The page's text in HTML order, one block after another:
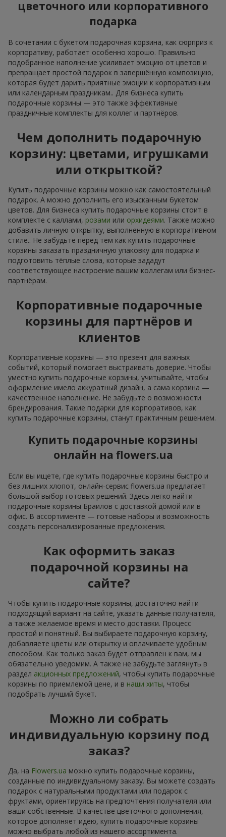
цветочного или корпоративного
подарка
В сочетании с букетом подарочная корзина, как сюрприз к
корпоративу, работает особенно хорошо. Правильно
подобранное наполнение усиливает эмоцию от цветов и
превращает простой подарок в завершённую композицию,
которая будет дарить приятные эмоции к корпоративным
или календарным праздникам.. Для бизнеса купить
подарочные корзины — это также эффективные
праздничные комплекты для коллег и партнёров.
Чем дополнить подарочную
корзину: цветами, игрушками
или открыткой?
Купить подарочные корзины можно как самостоятельный
подарок. А можно дополнить его изысканным букетом
цветов. Для бизнеса купить подарочные корзины стоит в
комплекте с каллами, розами или орхидеями. Также можно
добавить личную открытку, выполненную в корпоративном
стиле.. Не забудьте перед тем как купить подарочные
корзины заказать праздничную упаковку для подарка и
подготовить тёплые слова, которые зададут
соответствующее настроение вашим коллегам или бизнес-
партнёрам.
Корпоративные подарочные
корзины для партнёров и
клиентов
Корпоративные корзины — это презент для важных
событий, который помогает выстраивать доверие. Чтобы
уместно купить подарочные корзины, учитывайте, чтобы
оформление имело аккуратный дизайн, а сама корзина —
качественное наполнение. Не забудьте о возможности
брендирования. Такие подарки для корпоративов, как
купить подарочные корзины, станут практичным решением.
Купить подарочные корзины
онлайн на flowers.ua
Если вы ищете, где купить подарочные корзины быстро и
без лишних хлопот, онлайн-сервис flowers.ua предлагает
большой выбор готовых решений. Здесь легко найти
подарочные корзины Браилов с доставкой домой или в
офис. В ассортименте — готовые наборы и возможность
создать персонализированные предложения.
Как оформить заказ
подарочной корзины на
сайте?
Чтобы купить подарочные корзины, достаточно найти
подходящий вариант на сайте, указать данные получателя,
а также желаемое время и место доставки. Процесс
простой и понятный. Вы выбираете подарочную корзину,
добавляете цветы или открытку и оплачиваете удобным
способом. Как только заказ будет отправлен к вам, мы
обязательно уведомим. А также не забудьте заглянуть в
раздел акционных предложений, чтобы купить подарочные
корзины по приемлемой цене, и в наши хиты, чтобы
подобрать лучший букет.
Можно ли собрать
индивидуальную корзину под
заказ?
Да, на Flowers.ua можно купить подарочные корзины,
созданные по индивидуальному заказу. Вы можете создать
подарок с натуральными продуктами или подарок с
фруктами, ориентируясь на предпочтения получателя или
ваши собственные. В качестве цветочного дополнения,
которое дополняет идею, купить подарочные корзины
можно выбрать любой из нашего ассортимента.